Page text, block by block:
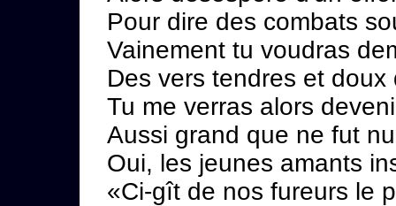
Pour dire des combats
Vainement tu voudras
Des vers tendres et
Tu me verras alors
Aussi grand que ne fut
Oui, les jeunes amants
«Ci-gît de nos fureurs le